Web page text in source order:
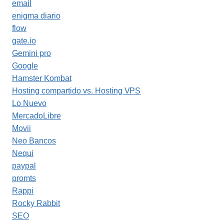
email
enigma diario
flow
gate.io
Gemini pro
Google
Hamster Kombat
Hosting compartido vs. Hosting VPS
Lo Nuevo
MercadoLibre
Movii
Neo Bancos
Nequi
paypal
promts
Rappi
Rocky Rabbit
SEO